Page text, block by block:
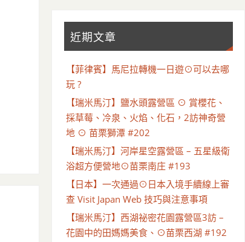
近期文章
【菲律賓】馬尼拉轉機一日遊⊙可以去哪
玩 ?
【瑞米馬汀】鹽水頭露營區 ⊙ 賞櫻花、
採草莓、冷泉、火焰、化石，2訪神奇營
地 ⊙ 苗栗獅潭 #202
【瑞米馬汀】河岸星空露營區 – 五星級衛
浴超方便營地⊙苗栗南庄 #193
【日本】一次通過⊙日本入境手續線上審
查 Visit Japan Web 技巧與注意事項
【瑞米馬汀】西湖祕密花園露營區3訪 –
花園中的田媽媽美食、⊙苗栗西湖 #192